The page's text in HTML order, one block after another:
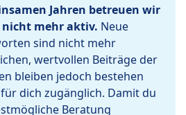
Jahren betreuen wir
nicht mehr aktiv. Neue
sind nicht mehr
wertvollen Beiträge der
bleiben jedoch bestehen
dich zugänglich. Damit du
Beratung